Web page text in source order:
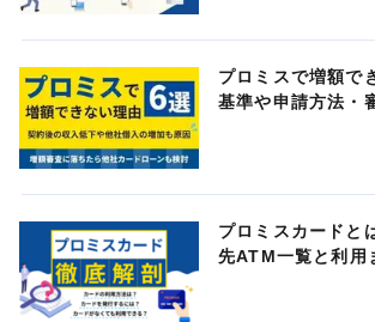
プロミスで増額で
基準や申請方法・
プロミスカードと
先ATM一覧と利用